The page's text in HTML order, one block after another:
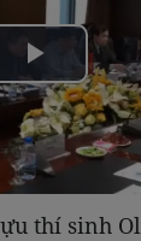
Play
Video
thí sinh